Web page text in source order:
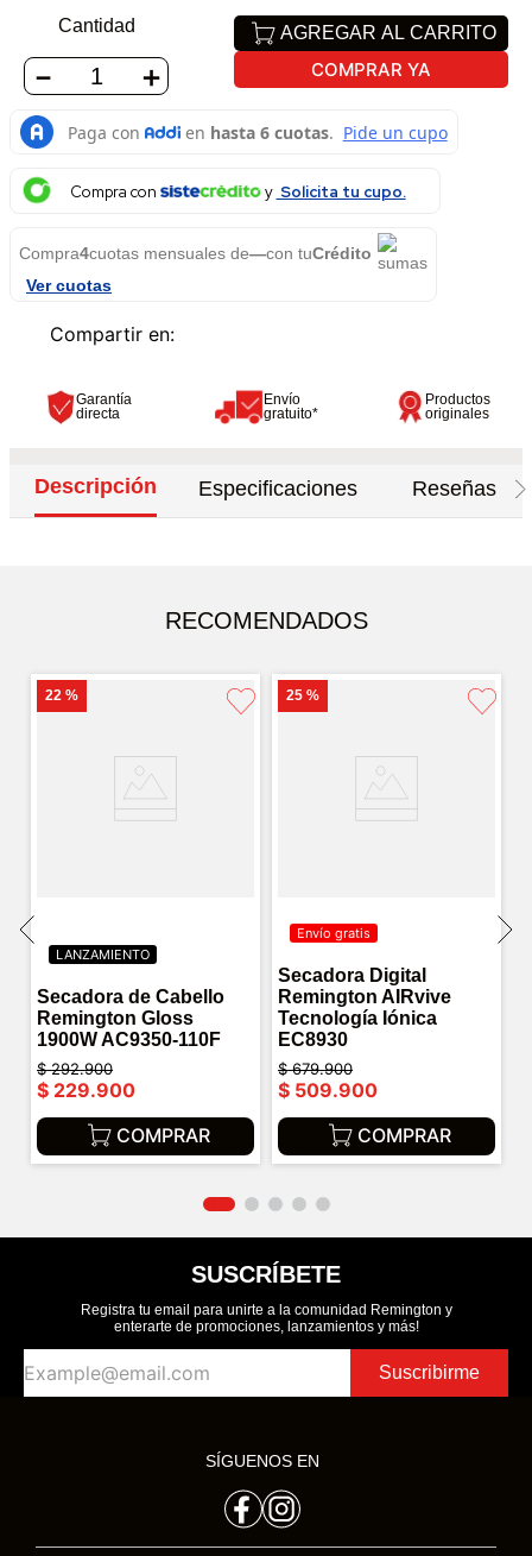
Cantidad
＋
－
AGREGAR AL CARRITO
COMPRAR YA
Compra con Solicita tu cupo.
Compra4cuotas mensuales de—con tuCrédito
Ver cuotas
Garantía
directa
Envío
gratuito*
Productos
originales
Descripción Especificaciones Reseñas
RECOMENDADOS
22 %
LANZAMIENTO
Secadora de Cabello
Remington Gloss
1900W AC9350-110F
$ 292.900
$ 229.900
COMPRAR
25 %
Envío gratis
Secadora Digital
Remington AIRvive
Tecnología Iónica
EC8930
$ 679.900
$ 509.900
COMPRAR
SUSCRÍBETE
Registra tu email para unirte a la comunidad Remington y
enterarte de promociones, lanzamientos y más!
Suscribirme
SÍGUENOS EN